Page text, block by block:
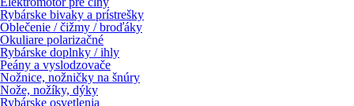
Rybárske bivaky a prístrešky
Oblečenie / čižmy / broďáky
Okuliare polarizačné
Rybárske doplnky / ihly
Peány a vyslodzovače
Nožnice, nožničky na šnúry
Nože, nožíky, dýky
Rybárske osvetlenia